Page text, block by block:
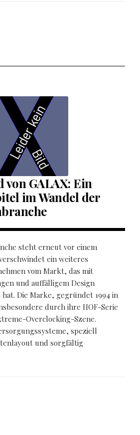
von GALAX: Ein
im Wandel der
steht erneut vor einem
ein weiteres
vom Markt, das mit
und auffälligem Design
Die Marke, gegründet 1994 in
durch ihre HOF-Serie
Overclocking-Szene.
speziell
und sorgfältig